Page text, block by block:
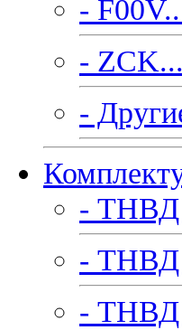
-
-
-
- ТНВД
- ТНВД
- ТНВД